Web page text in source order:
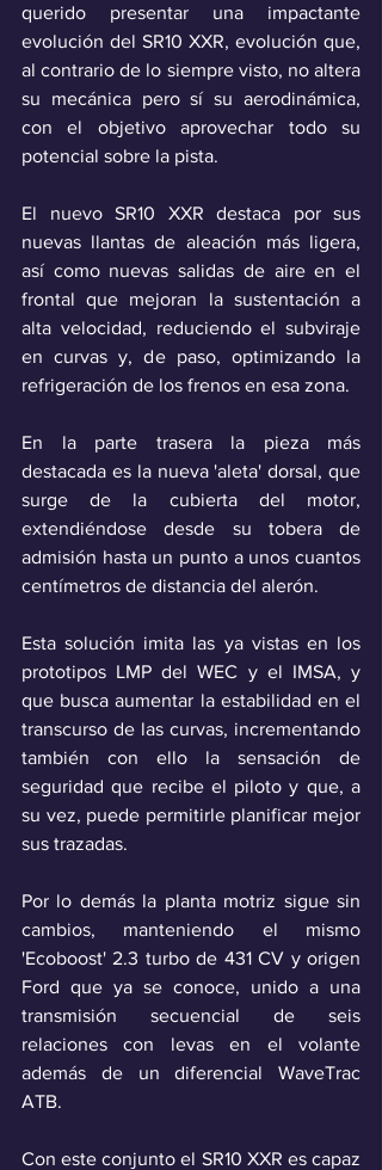
querido presentar una impactante
evolución del SR10 XXR, evolución que,
al contrario de lo siempre visto, no altera
su mecánica pero sí su aerodinámica,
con el objetivo aprovechar todo su
potencial sobre la pista.
El nuevo SR10 XXR destaca por sus
nuevas llantas de aleación más ligera,
así como nuevas salidas de aire en el
frontal que mejoran la sustentación a
alta velocidad, reduciendo el subviraje
en curvas y, de paso, optimizando la
refrigeración de los frenos en esa zona.
En la parte trasera la pieza más
destacada es la nueva 'aleta' dorsal, que
surge de la cubierta del motor,
extendiéndose desde su tobera de
admisión hasta un punto a unos cuantos
centímetros de distancia del alerón.
Esta solución imita las ya vistas en los
prototipos LMP del WEC y el IMSA, y
que busca aumentar la estabilidad en el
transcurso de las curvas, incrementando
también con ello la sensación de
seguridad que recibe el piloto y que, a
su vez, puede permitirle planificar mejor
sus trazadas.
Por lo demás la planta motriz sigue sin
cambios, manteniendo el mismo
'Ecoboost' 2.3 turbo de 431 CV y origen
Ford que ya se conoce, unido a una
transmisión secuencial de seis
relaciones con levas en el volante
además de un diferencial WaveTrac
ATB.
Con este conjunto el SR10 XXR es capaz